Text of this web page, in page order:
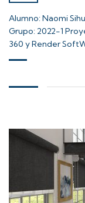
Alumno: Naomi
Grupo: 2022-1
360 y Render